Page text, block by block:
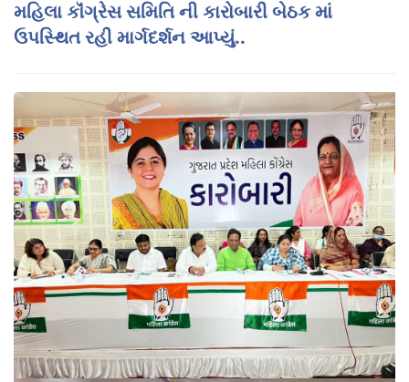
મહિલા કૉંગ્રેસ સમિતિ ની કારોબારી બેઠક માં
ઉપસ્થિત રહી માર્ગદર્શન આપ્યું..